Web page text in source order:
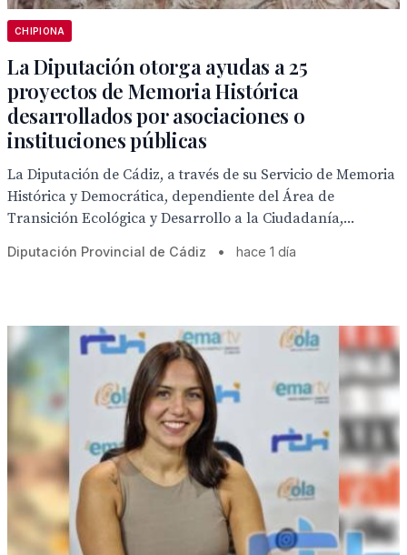
CHIPIONA
La Diputación otorga ayudas a 25
proyectos de Memoria Histórica
desarrollados por asociaciones o
instituciones públicas
La Diputación de Cádiz, a través de su Servicio de Memoria
Histórica y Democrática, dependiente del Área de
Transición Ecológica y Desarrollo a la Ciudadanía,...
Diputación Provincial de Cádiz • hace 1 día